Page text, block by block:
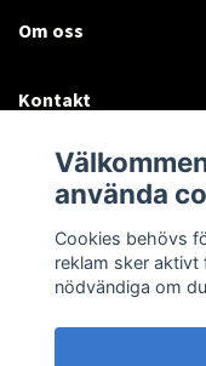
Om oss
Kontakt
Mer information:
Sociala medier
använda
Cookies behövs
reklam sker aktivt
nödvändiga om